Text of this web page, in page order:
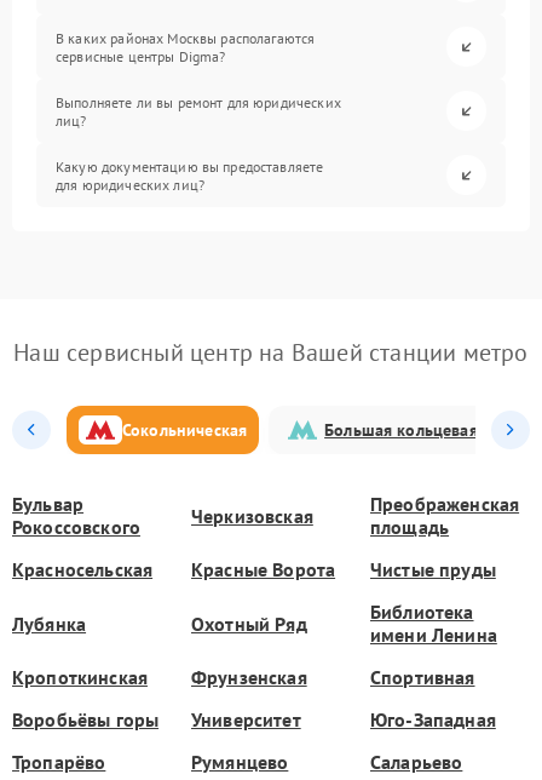
В каких районах Москвы располагаются
сервисные центры Digma?
Выполняете ли вы ремонт для юридических
лиц?
Какую документацию вы предоставляете
для юридических лиц?
Наш сервисный центр на Вашей станции метро
Сокольническая Большая кольцевая
Бульвар
Рокоссовского
Черкизовская
Преображенская
площадь
Красносельская
Красные Ворота Чистые пруды
Лубянка Охотный Ряд
Библиотека
имени Ленина
Кропоткинская
Фрунзенская
Спортивная
Воробьёвы горы
Университет
Юго-Западная
Тропарёво
Румянцево Саларьево